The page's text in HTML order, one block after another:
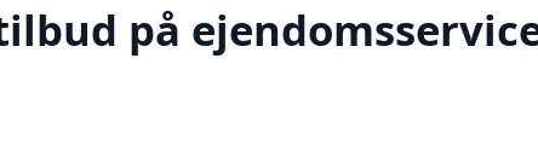
på